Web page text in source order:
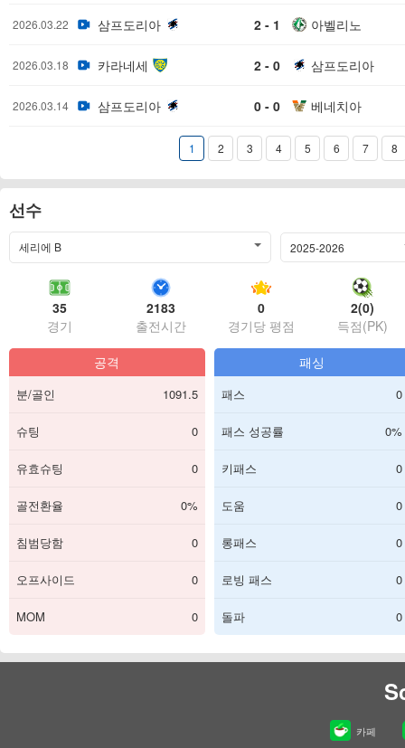
2026.03.22 삼프도리아 2 - 1 아벨리노
2026.03.18 카라네세 2 - 0 삼프도리아
2026.03.14 삼프도리아 0 - 0 베네치아
1 2 3 4 5 6 7 8
선수
세리에 B 2025-2026
35
경기
2183
출전시간
0
경기당 평점
2(0)
득점(PK)
공격
분/골인 1091.5
슈팅 0
유효슈팅 0
골전환율 0%
침범당함 0
오프사이드 0
MOM 0
패싱
패스 0
패스 성공률 0%
키패스 0
도움 0
롱패스 0
로빙 패스 0
돌파 0
카페